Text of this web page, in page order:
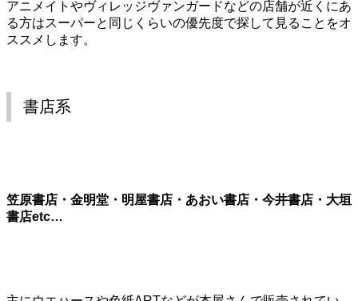
アニメイトやヴィレッジヴァンガードなどの店舗が近くにあ
る方はスーパーと同じくらいの優先度で探して見ることをオ
ススメします。
書店系
笠原書店・金明堂・明屋書店・あおい書店・今井書店・大垣
書店etc…